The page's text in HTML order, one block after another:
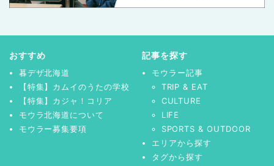
おすすめ
暮デザ北海道
【特集】カムイのうたの学校
【特集】カジャ！コリア
モウラ北海道について
モウラー募集要項
記事を探す
モウラー記事
TRIP & EAT
CULTURE
LIFE
SPORTS & OUTDOOR
エリアから探す
タグから探す